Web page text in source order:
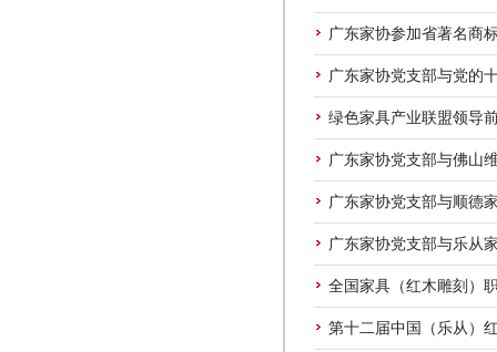
广东家协参加省著名商
广东家协党支部与党的
绿色家具产业联盟领导
广东家协党支部与佛山
广东家协党支部与顺德
广东家协党支部与乐从
全国家具（红木雕刻）
第十二届中国（乐从）